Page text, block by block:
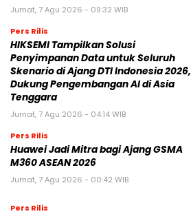
Jumat, 7 Agu 2026 - 09:32 WIB
Pers Rilis
HIKSEMI Tampilkan Solusi
Penyimpanan Data untuk Seluruh
Skenario di Ajang DTI Indonesia 2026,
Dukung Pengembangan AI di Asia
Tenggara
Jumat, 7 Agu 2026 - 04:14 WIB
Pers Rilis
Huawei Jadi Mitra bagi Ajang GSMA
M360 ASEAN 2026
Jumat, 7 Agu 2026 - 00:42 WIB
Pers Rilis